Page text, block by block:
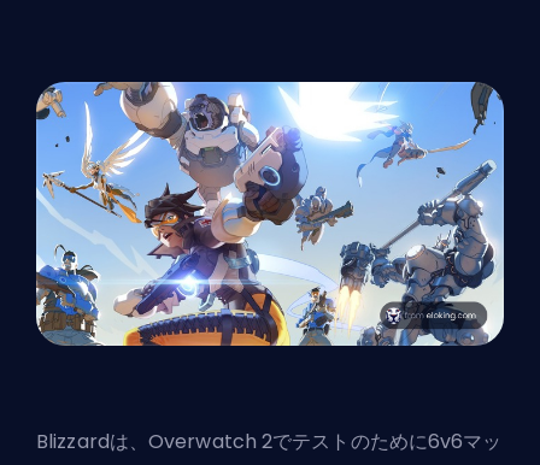
Blizzardは、Overwatch 2でテストのために6v6マッ